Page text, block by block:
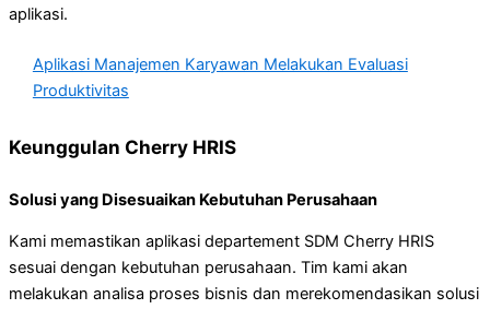
aplikasi.
Aplikasi Manajemen Karyawan Melakukan Evaluasi
Produktivitas
Keunggulan Cherry HRIS
Solusi yang Disesuaikan Kebutuhan Perusahaan
Kami memastikan aplikasi departement SDM Cherry HRIS
sesuai dengan kebutuhan perusahaan. Tim kami akan
melakukan analisa proses bisnis dan merekomendasikan solusi